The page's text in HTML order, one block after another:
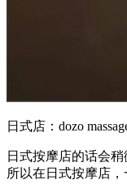
日式店：dozo
日式按摩店的话会
所以在日式按摩店，